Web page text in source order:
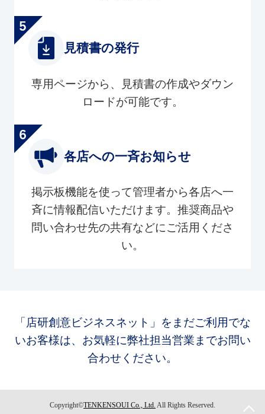
見積書の発行
専用ページから、見積書の作成やダウン
ロードが可能です。
各店への一斉お知らせ
掲示板機能を使って管理者から各店へ一
斉に情報配信いただけます。推奨商品や
問い合わせ先の共有などにご活用くださ
い。
「店研創意ビジネスネット」をまだご利用でな
いお客様は、お気軽に弊社担当営業までお問い
合わせください。
Copyright©TENKENSOUI Co., Ltd. All Rights Reserved.